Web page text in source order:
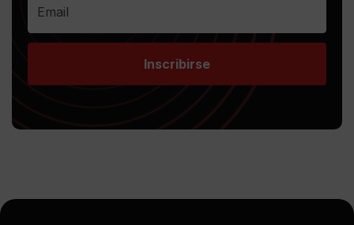
Inscribirse